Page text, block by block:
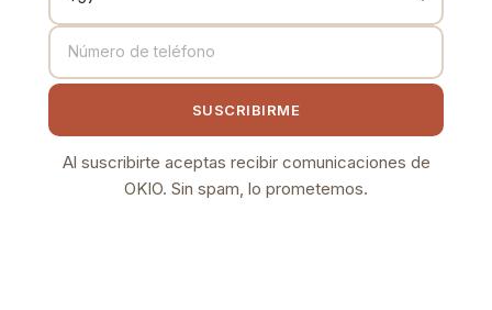
SUSCRIBIRME
Al suscribirte aceptas recibir comunicaciones de
OKIO. Sin spam, lo prometemos.